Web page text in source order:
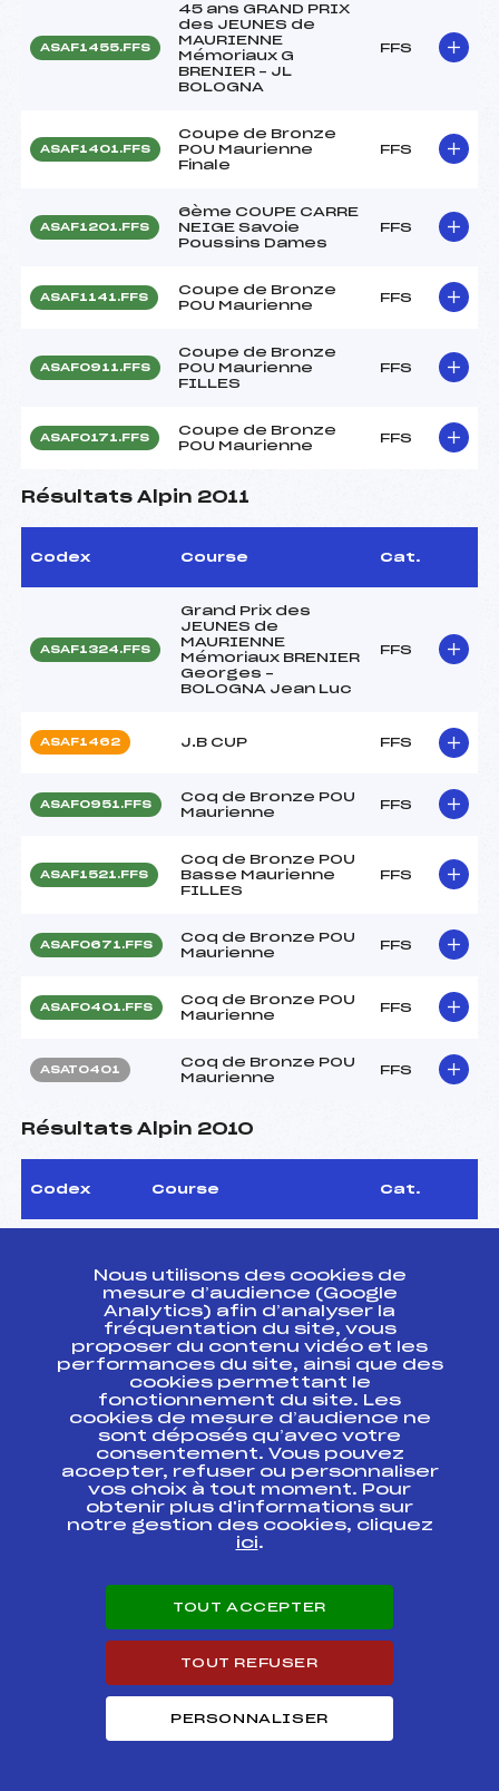
ASAF1455.FFS
45 ans GRAND PRIX
des JEUNES de
MAURIENNE
Mémoriaux G
BRENIER – JL
BOLOGNA
FFS
ASAF1401.FFS
Coupe de Bronze
POU Maurienne
Finale
FFS
ASAF1201.FFS
6ème COUPE CARRE
NEIGE Savoie
Poussins Dames
FFS
ASAF1141.FFS
Coupe de Bronze
POU Maurienne
FFS
ASAF0911.FFS
Coupe de Bronze
POU Maurienne
FILLES
FFS
ASAF0171.FFS
Coupe de Bronze
POU Maurienne
FFS
Résultats Alpin 2011
Codex Course Cat.
ASAF1324.FFS
Grand Prix des
JEUNES de
MAURIENNE
Mémoriaux BRENIER
Georges –
BOLOGNA Jean Luc
FFS
ASAF1462 J.B CUP FFS
ASAF0951.FFS
Coq de Bronze POU
Maurienne
FFS
ASAF1521.FFS
Coq de Bronze POU
Basse Maurienne
FILLES
FFS
ASAF0671.FFS
Coq de Bronze POU
Maurienne
FFS
ASAF0401.FFS
Coq de Bronze POU
Maurienne
FFS
ASAT0401
Coq de Bronze POU
Maurienne
FFS
Résultats Alpin 2010
Codex Course Cat.
ASAT1471
Micro Pouss Maurienne
+ Hte Maurienne Finale
FFS
AAPF8889
XXIVème MILLE PATTES
2001 Filles
FFS
ASAT1201 KARAMEL CUP FFS
ASAT1141
Micro Pouss Basse
Maurienne
FFS
Micro Pouss Basse
Résultats Alpin 2009
Course Cat.
Nous utilisons des cookies de
mesure d’audience (Google
Analytics) afin d’analyser la
fréquentation du site, vous
proposer du contenu vidéo et les
performances du site, ainsi que des
cookies permettant le
fonctionnement du site. Les
cookies de mesure d’audience ne
sont déposés qu’avec votre
consentement. Vous pouvez
accepter, refuser ou personnaliser
vos choix à tout moment. Pour
obtenir plus d'informations sur
notre gestion des cookies, cliquez
ici.
TOUT ACCEPTER
TOUT REFUSER
PERSONNALISER